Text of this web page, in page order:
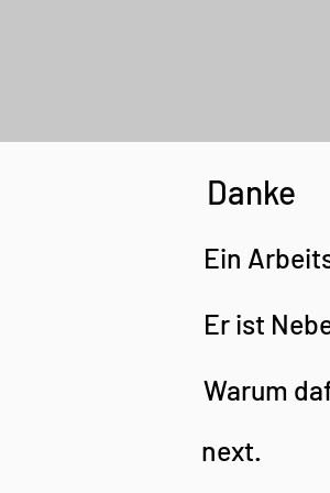
Danke
Ein
Er ist
Warum
next.